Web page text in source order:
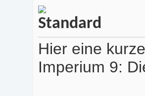
Hier eine
Imperium 9: